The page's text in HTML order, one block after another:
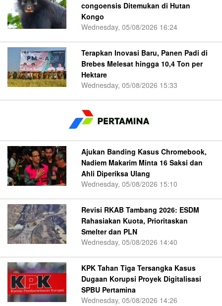
congoensis Ditemukan di Hutan
Kongo
Wednesday, 05/08/2026 16:24
Terapkan Inovasi Baru, Panen Padi di
Brebes Melesat hingga 10,4 Ton per
Hektare
Wednesday, 05/08/2026 15:33
Ajukan Banding Kasus Chromebook,
Nadiem Makarim Minta 16 Saksi dan
Ahli Diperiksa Ulang
Wednesday, 05/08/2026 15:10
Revisi RKAB Tambang 2026: ESDM
Rahasiakan Kuota, Prioritaskan
Smelter dan PLN
Wednesday, 05/08/2026 14:40
KPK Tahan Tiga Tersangka Kasus
Dugaan Korupsi Proyek Digitalisasi
SPBU Pertamina
Wednesday, 05/08/2026 14:26